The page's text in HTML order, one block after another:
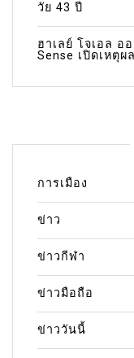
วัย 43 ปี
ฮาเลย์ โจเอล อ
Sense เปิดเหตุ
การเมือง
ข่าว
ข่าวกีฬา
ข่าวมือถือ
ข่าววันนี้